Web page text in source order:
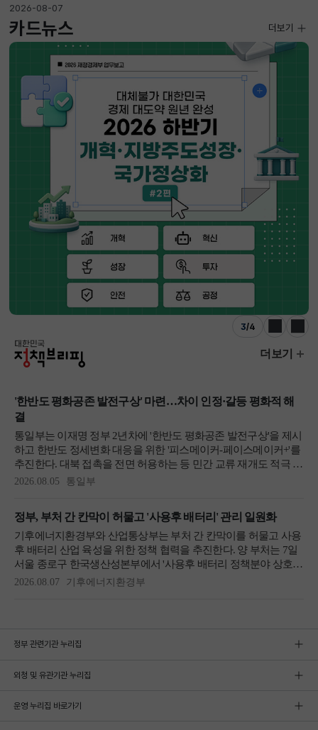
2026-08-07
카드뉴스
3/4
이전 다음
더보기
정부 관련기관 누리집
외청 및 유관기관 누리집
운영 누리집 바로가기